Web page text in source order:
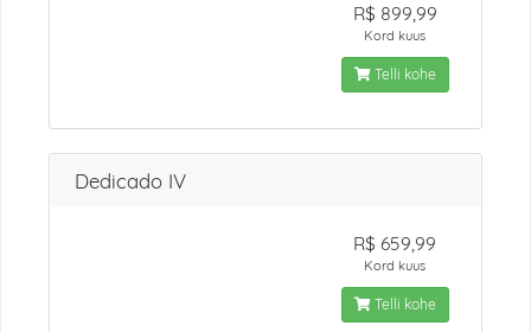
R$ 899,99
Kord kuus
Telli kohe
Dedicado IV
R$ 659,99
Kord kuus
Telli kohe